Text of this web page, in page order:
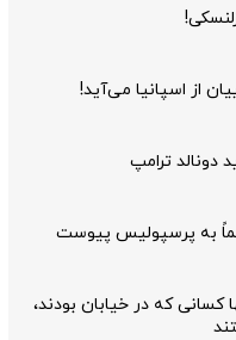
از اسپانیا می‌آید!
دونالد ترامپ
به پرسپولیس پیوست
که در خیابان بودند،